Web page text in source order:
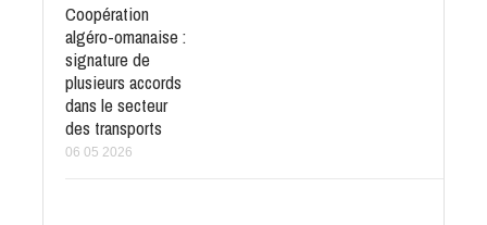
Coopération
algéro-omanaise :
signature de
plusieurs accords
dans le secteur
des transports
06 05 2026